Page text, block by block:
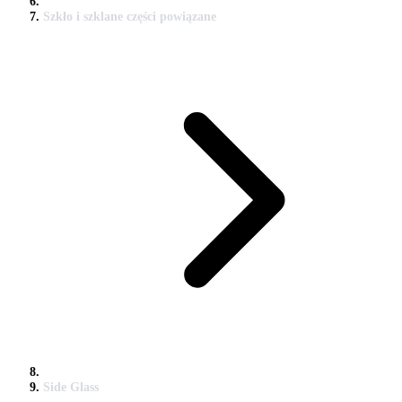
Szkło i szklane części powiązane
Side Glass